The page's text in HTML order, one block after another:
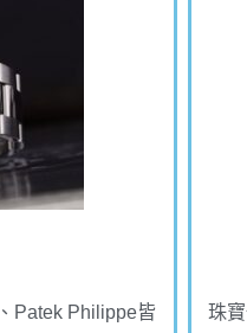
Patek Philippe皆
珠